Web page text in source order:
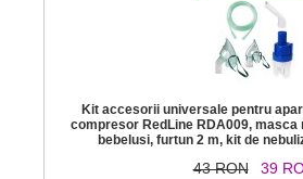
Kit accesorii universale pentru
compresor RedLine RDA009,
bebelusi, furtun 2 m, kit de
43 RON 39